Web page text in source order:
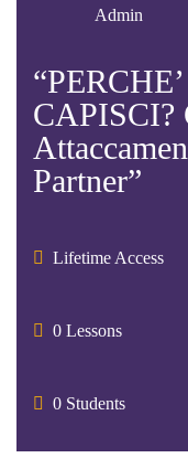
Admin
Partner”
Lifetime Access
0 Lessons
0 Students